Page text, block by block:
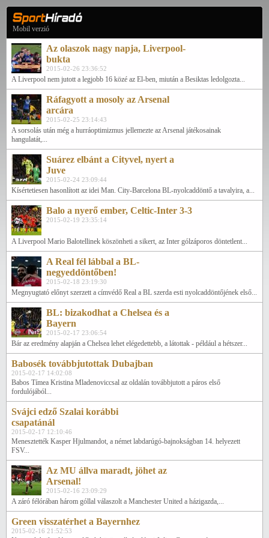
Mobil verzió
Az olaszok nagy napja, Liverpool-
bukta
2015-02-26 23:36:52
A Liverpool nem jutott a legjobb 16 közé az El-ben, miután a Besiktas ledolgozta...
Ráfagyott a mosoly az Arsenal
arcára
2015-02-25 23:14:43
A sorsolás után még a hurráoptimizmus jellemezte az Arsenal játékosainak
hangulatát,...
Suárez elbánt a Cityvel, nyert a
Juve
2015-02-24 23:09:44
Kísértetiesen hasonlított az idei Man. City-Barcelona BL-nyolcaddöntő a tavalyira, a...
Balo a nyerő ember, Celtic-Inter 3-3
2015-02-19 23:35:14
A Liverpool Mario Balotellinek köszönheti a sikert, az Inter gólzáporos döntetlent...
A Real fél lábbal a BL-
negyeddöntőben!
2015-02-18 23:19:30
Megnyugtató előnyt szerzett a címvédő Real a BL szerda esti nyolcaddöntőjének első...
BL: bizakodhat a Chelsea és a
Bayern
2015-02-17 23:06:54
Bár az eredmény alapján a Chelsea lehet elégedettebb, a látottak - például a hétszer...
Babosék továbbjutottak Dubajban
2015-02-17 14:02:08
Babos Tímea Kristina Mladenoviccsal az oldalán továbbjutott a páros első
fordulójából...
Svájci edző Szalai korábbi
csapatánál
2015-02-17 12:10:46
Menesztették Kasper Hjulmandot, a német labdarúgó-bajnokságban 14. helyezett
FSV...
Az MU állva maradt, jöhet az
Arsenal!
2015-02-16 23:09:29
A záró félórában három góllal válaszolt a Manchester United a házigazda,...
Green visszatérhet a Bayernhez
2015-02-16 21:52:53